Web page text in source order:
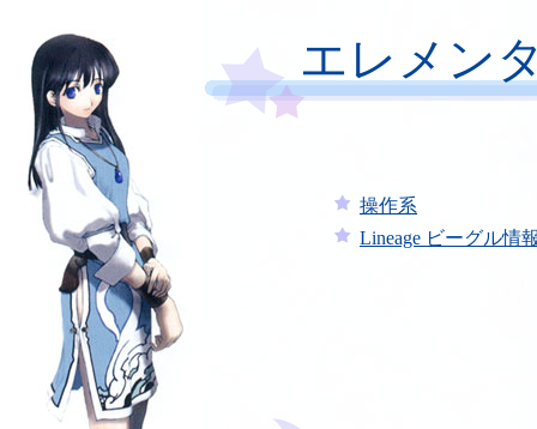
エレメン
操作系
Lineage ビーグル情